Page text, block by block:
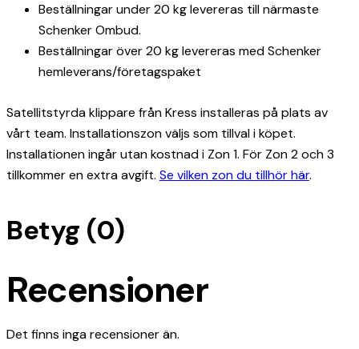
Beställningar under 20 kg levereras till närmaste
Schenker Ombud.
Beställningar över 20 kg levereras med Schenker
hemleverans/företagspaket
Satellitstyrda klippare från Kress installeras på plats av
vårt team. Installationszon väljs som tillval i köpet.
Installationen ingår utan kostnad i Zon 1. För Zon 2 och 3
tillkommer en extra avgift. Se vilken zon du tillhör här.
Betyg (0)
Recensioner
Det finns inga recensioner än.